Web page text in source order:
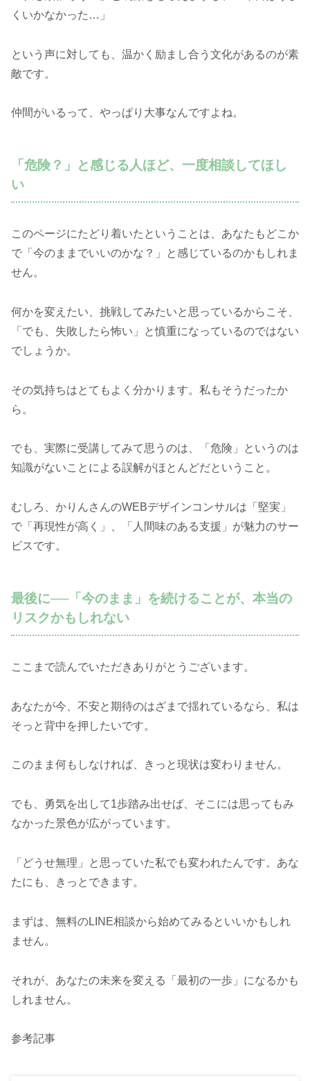
くいかなかった…」
という声に対しても、温かく励まし合う文化があるのが素
敵です。
仲間がいるって、やっぱり大事なんですよね。
「危険？」と感じる人ほど、一度相談してほし
い
このページにたどり着いたということは、あなたもどこか
で「今のままでいいのかな？」と感じているのかもしれま
せん。
何かを変えたい、挑戦してみたいと思っているからこそ、
「でも、失敗したら怖い」と慎重になっているのではない
でしょうか。
その気持ちはとてもよく分かります。私もそうだったか
ら。
でも、実際に受講してみて思うのは、「危険」というのは
知識がないことによる誤解がほとんどだということ。
むしろ、かりんさんのWEBデザインコンサルは「堅実」
で「再現性が高く」、「人間味のある支援」が魅力のサー
ビスです。
最後に──「今のまま」を続けることが、本当の
リスクかもしれない
ここまで読んでいただきありがとうございます。
あなたが今、不安と期待のはざまで揺れているなら、私は
そっと背中を押したいです。
このまま何もしなければ、きっと現状は変わりません。
でも、勇気を出して1歩踏み出せば、そこには思ってもみ
なかった景色が広がっています。
「どうせ無理」と思っていた私でも変われたんです。あな
たにも、きっとできます。
まずは、無料のLINE相談から始めてみるといいかもしれ
ません。
それが、あなたの未来を変える「最初の一歩」になるかも
しれません。
参考記事